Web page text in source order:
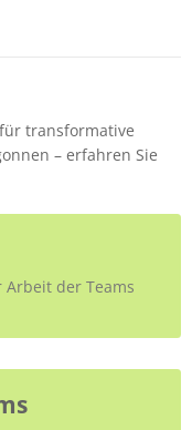
transformative
– erfahren Sie
der Teams